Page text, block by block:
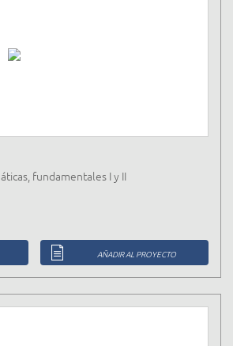
fundamentales I y II
AÑADIR AL PROYECTO